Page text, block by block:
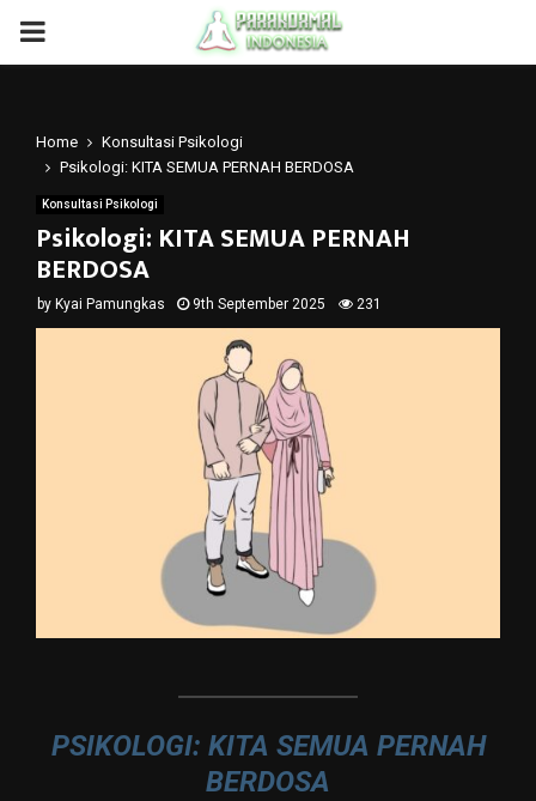
PRIMARY
Home
Konsultasi Psikologi
Psikologi: KITA SEMUA PERNAH BERDOSA
Konsultasi Psikologi
Psikologi: KITA SEMUA PERNAH
BERDOSA
by Kyai Pamungkas 9th September 2025 231
PSIKOLOGI: KITA SEMUA PERNAH
BERDOSA